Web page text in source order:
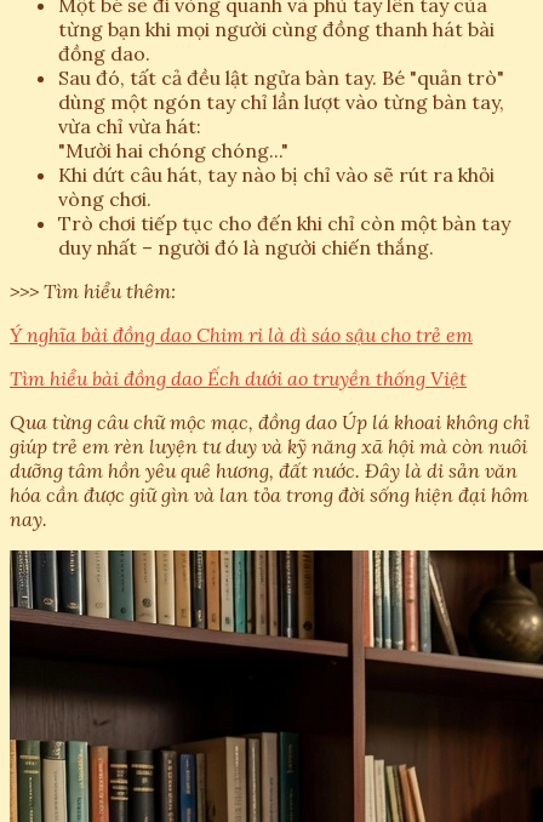
Một bé sẽ đi vòng quanh và phủ tay lên tay của
từng bạn khi mọi người cùng đồng thanh hát bài
đồng dao.
Sau đó, tất cả đều lật ngửa bàn tay. Bé "quản trò"
dùng một ngón tay chỉ lần lượt vào từng bàn tay,
vừa chỉ vừa hát:
"Mười hai chóng chóng..."
Khi dứt câu hát, tay nào bị chỉ vào sẽ rút ra khỏi
vòng chơi.
Trò chơi tiếp tục cho đến khi chỉ còn một bàn tay
duy nhất – người đó là người chiến thắng.
>>> Tìm hiểu thêm:
Ý nghĩa bài đồng dao Chim ri là dì sáo sậu cho trẻ em
Tìm hiểu bài đồng dao Ếch dưới ao truyền thống Việt
Qua từng câu chữ mộc mạc, đồng dao Úp lá khoai không chỉ
giúp trẻ em rèn luyện tư duy và kỹ năng xã hội mà còn nuôi
dưỡng tâm hồn yêu quê hương, đất nước. Đây là di sản văn
hóa cần được giữ gìn và lan tỏa trong đời sống hiện đại hôm
nay.